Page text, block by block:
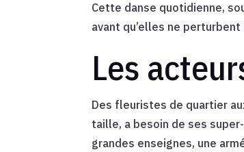
Cette danse quotidienne,
avant qu’elles ne
Les
Des fleuristes de quartier
taille, a besoin de ses
grandes enseignes, une